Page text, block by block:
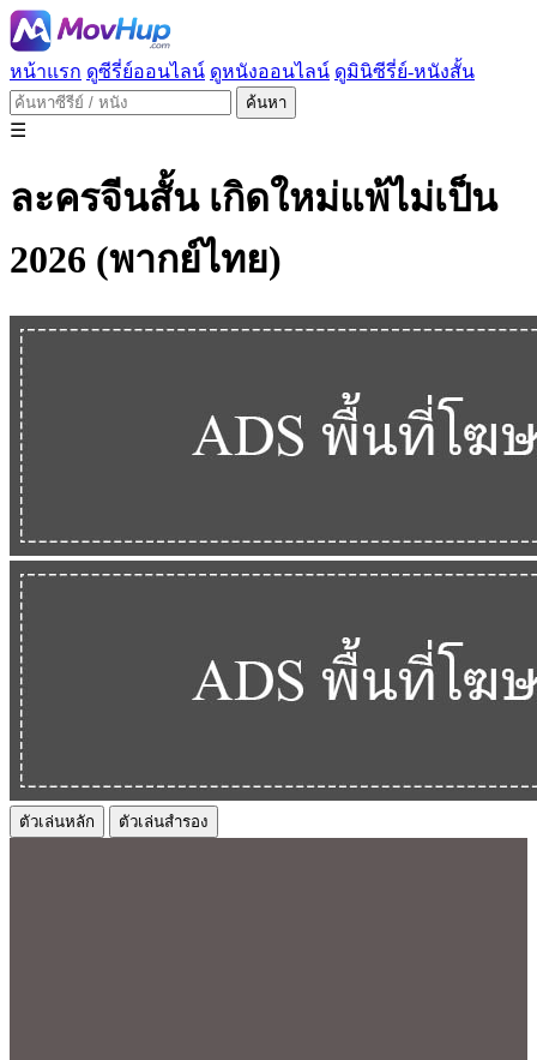
หน้าแรก ดูซีรี่ย์ออนไลน์ ดูหนังออนไลน์ ดูมินิซีรี่ย์-หนังสั้น
ค้นหา
☰
ละครจีนสั้น เกิดใหม่แพ้ไม่เป็น
2026 (พากย์ไทย)
ตัวเล่นหลัก ตัวเล่นสำรอง